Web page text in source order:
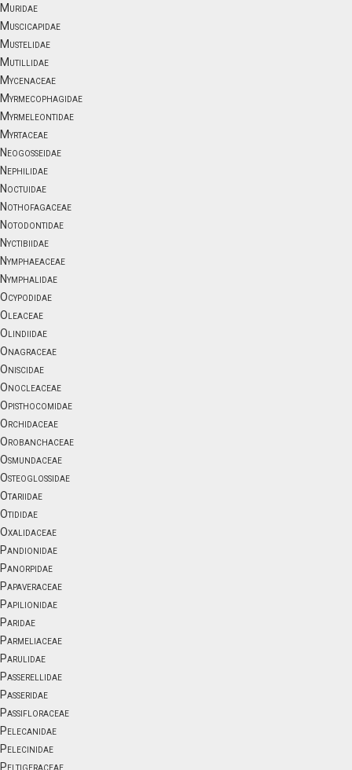
Muridae
Muscicapidae
Mustelidae
Mutillidae
Mycenaceae
Myrmecophagidae
Myrmeleontidae
Myrtaceae
Neogosseidae
Nephilidae
Noctuidae
Nothofagaceae
Notodontidae
Nyctibiidae
Nymphaeaceae
Nymphalidae
Ocypodidae
Oleaceae
Olindiidae
Onagraceae
Oniscidae
Onocleaceae
Opisthocomidae
Orchidaceae
Orobanchaceae
Osmundaceae
Osteoglossidae
Otariidae
Otididae
Oxalidaceae
Pandionidae
Panorpidae
Papaveraceae
Papilionidae
Paridae
Parmeliaceae
Parulidae
Passerellidae
Passeridae
Passifloraceae
Pelecanidae
Pelecinidae
Peltigeraceae